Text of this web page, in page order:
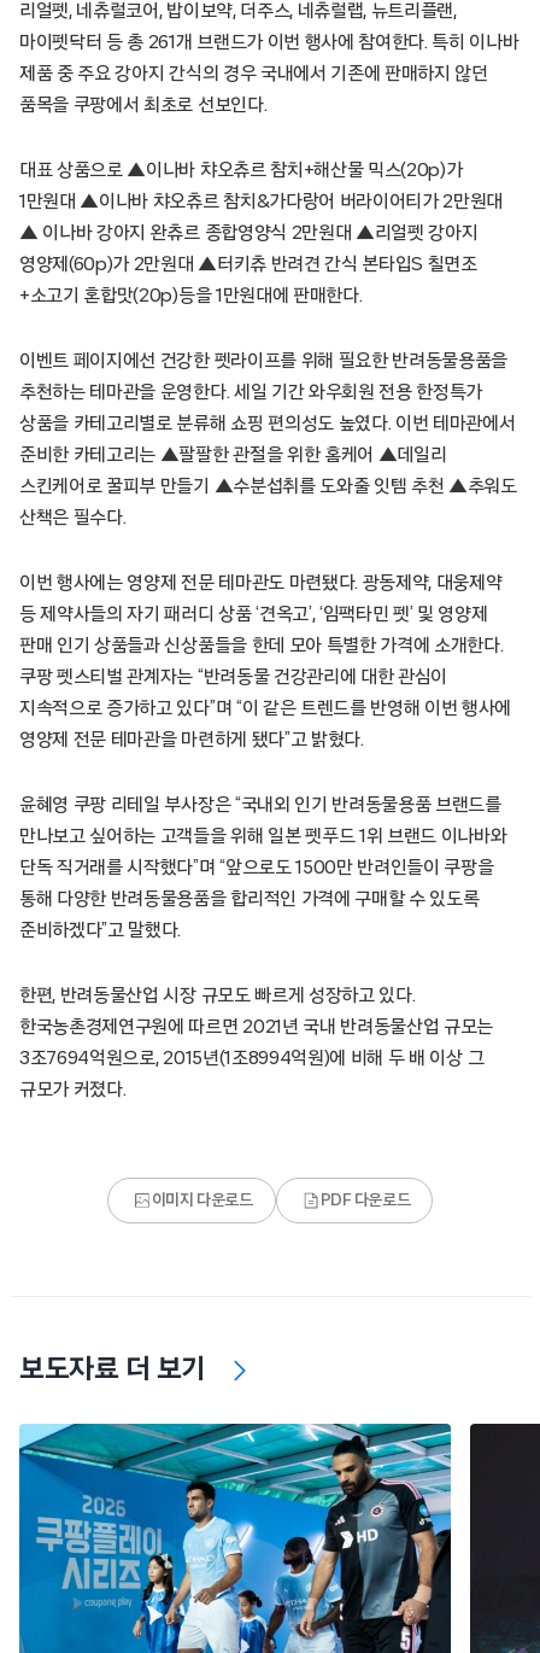
리얼펫, 네츄럴코어, 밥이보약, 더주스, 네츄럴랩, 뉴트리플랜,
마이펫닥터 등 총 261개 브랜드가 이번 행사에 참여한다. 특히 이나바
제품 중 주요 강아지 간식의 경우 국내에서 기존에 판매하지 않던
품목을 쿠팡에서 최초로 선보인다.
대표 상품으로 ▲이나바 챠오츄르 참치+해산물 믹스(20p)가
1만원대 ▲이나바 챠오츄르 참치&가다랑어 버라이어티가 2만원대
▲ 이나바 강아지 완츄르 종합영양식 2만원대 ▲리얼펫 강아지
영양제(60p)가 2만원대 ▲터키츄 반려견 간식 본타입S 칠면조
+소고기 혼합맛(20p)등을 1만원대에 판매한다.
이벤트 페이지에선 건강한 펫라이프를 위해 필요한 반려동물용품을
추천하는 테마관을 운영한다. 세일 기간 와우회원 전용 한정특가
상품을 카테고리별로 분류해 쇼핑 편의성도 높였다. 이번 테마관에서
준비한 카테고리는 ▲팔팔한 관절을 위한 홈케어 ▲데일리
스킨케어로 꿀피부 만들기 ▲수분섭취를 도와줄 잇템 추천 ▲추워도
산책은 필수다.
이번 행사에는 영양제 전문 테마관도 마련됐다. 광동제약, 대웅제약
등 제약사들의 자기 패러디 상품 ‘견옥고’, ‘임팩타민 펫’ 및 영양제
판매 인기 상품들과 신상품들을 한데 모아 특별한 가격에 소개한다.
쿠팡 펫스티벌 관계자는 “반려동물 건강관리에 대한 관심이
지속적으로 증가하고 있다”며 “이 같은 트렌드를 반영해 이번 행사에
영양제 전문 테마관을 마련하게 됐다”고 밝혔다.
윤혜영 쿠팡 리테일 부사장은 “국내외 인기 반려동물용품 브랜드를
만나보고 싶어하는 고객들을 위해 일본 펫푸드 1위 브랜드 이나바와
단독 직거래를 시작했다”며 “앞으로도 1500만 반려인들이 쿠팡을
통해 다양한 반려동물용품을 합리적인 가격에 구매할 수 있도록
준비하겠다”고 말했다.
한편, 반려동물산업 시장 규모도 빠르게 성장하고 있다.
한국농촌경제연구원에 따르면 2021년 국내 반려동물산업 규모는
3조7694억원으로, 2015년(1조8994억원)에 비해 두 배 이상 그
규모가 커졌다.
이미지 다운로드 PDF 다운로드
보도자료 더 보기